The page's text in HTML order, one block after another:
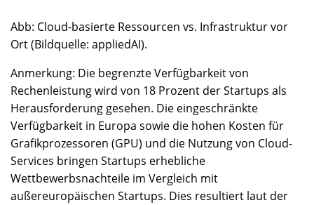
Abb: Cloud-basierte Ressourcen vs. Infrastruktur vor
Ort (Bildquelle: appliedAI).
Anmerkung: Die begrenzte Verfügbarkeit von
Rechenleistung wird von 18 Prozent der Startups als
Herausforderung gesehen. Die eingeschränkte
Verfügbarkeit in Europa sowie die hohen Kosten für
Grafikprozessoren (GPU) und die Nutzung von Cloud-
Services bringen Startups erhebliche
Wettbewerbsnachteile im Vergleich mit
außereuropäischen Startups. Dies resultiert laut der